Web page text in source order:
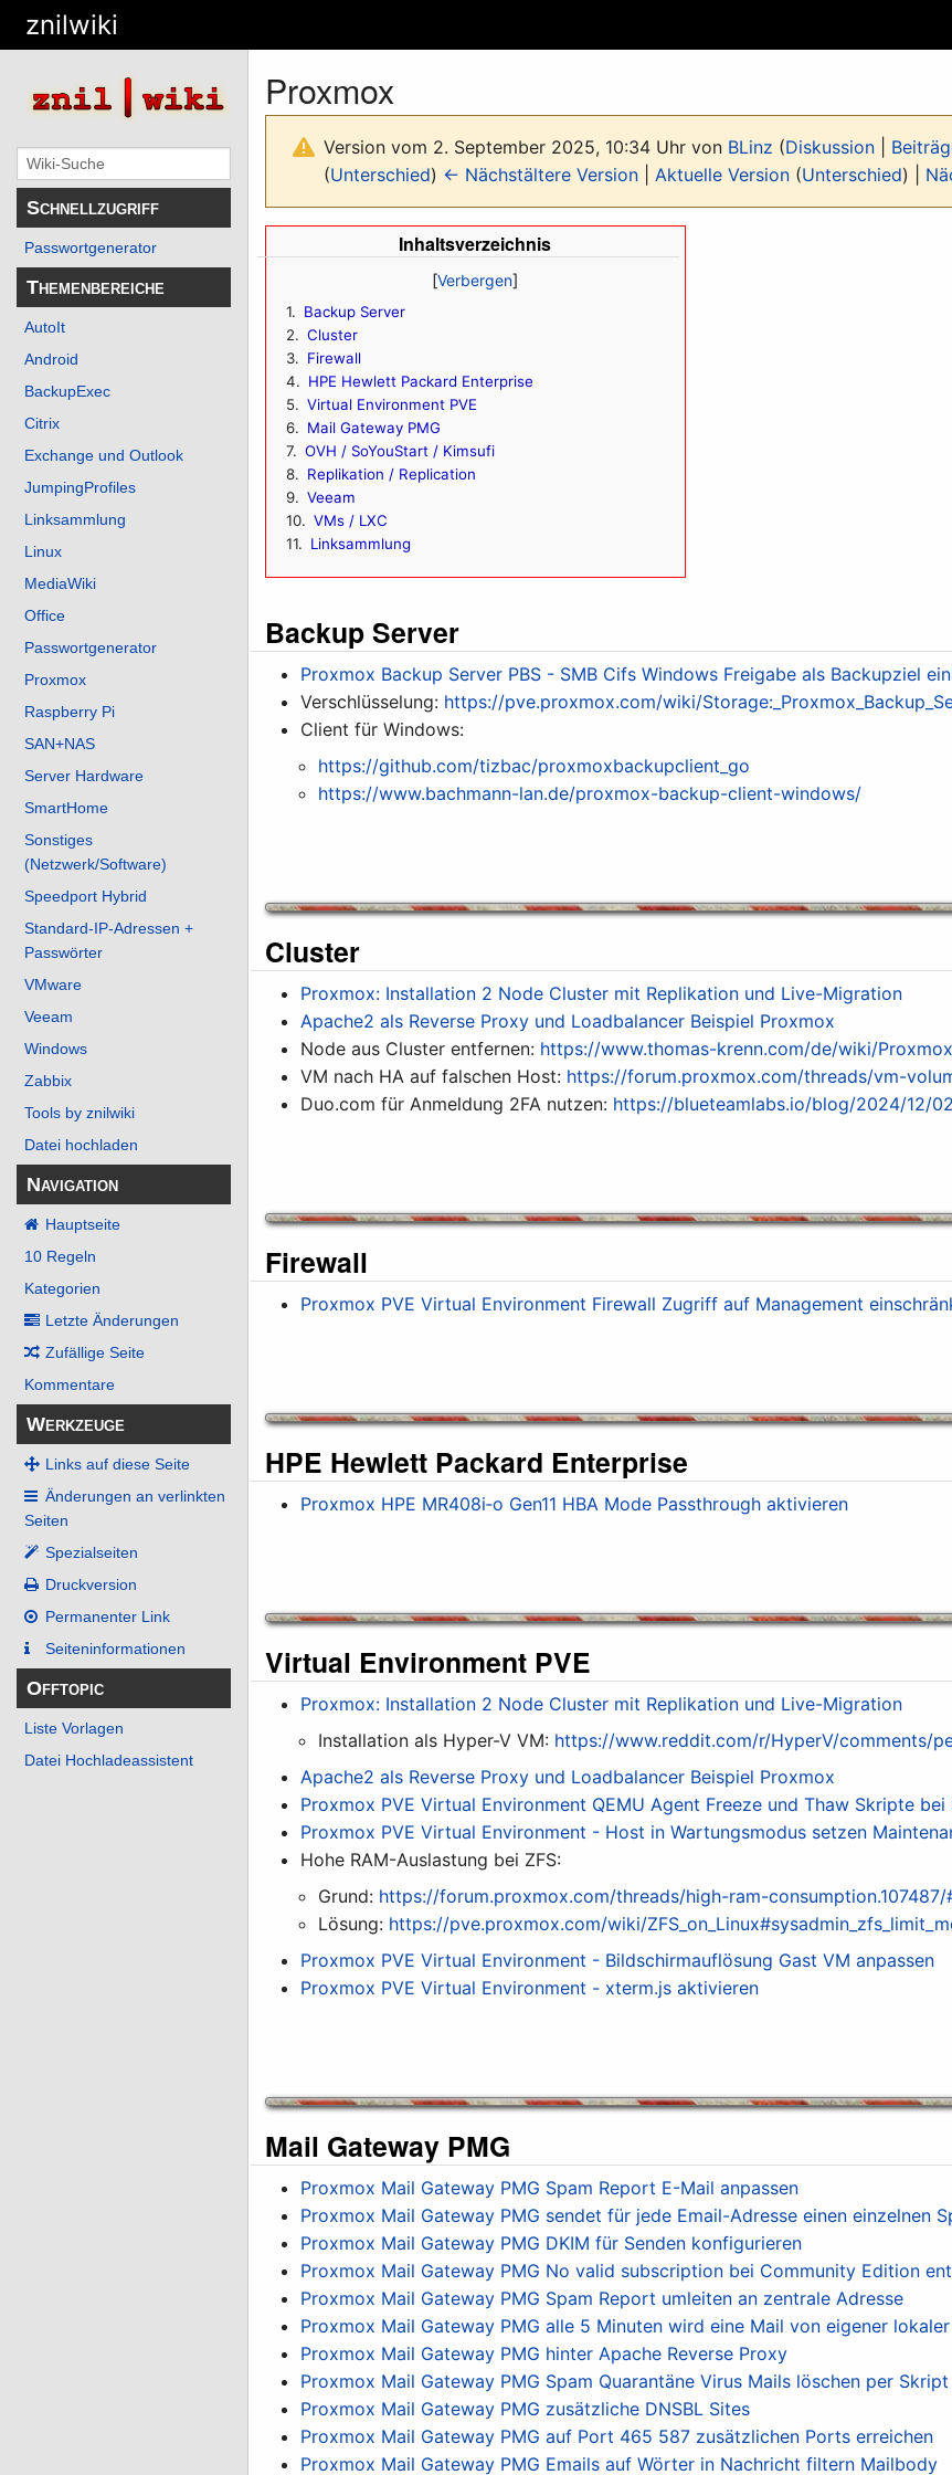
znilwiki
Schnellzugriff
Passwortgenerator
Themenbereiche
AutoIt
Android
BackupExec
Citrix
Exchange und Outlook
JumpingProfiles
Linksammlung
Linux
MediaWiki
Office
Passwortgenerator
Proxmox
Raspberry Pi
SAN+NAS
Server Hardware
SmartHome
Sonstiges
(Netzwerk/Software)
Speedport Hybrid
Standard-IP-Adressen +
Passwörter
VMware
Veeam
Windows
Zabbix
Tools by znilwiki
Datei hochladen
Navigation
Hauptseite
10 Regeln
Kategorien
Letzte Änderungen
Zufällige Seite
Kommentare
Werkzeuge
Links auf diese Seite
Änderungen an verlinkten
Seiten
Spezialseiten
Druckversion
Permanenter Link
Seiten­­informationen
Offtopic
Liste Vorlagen
Datei Hochladeassistent
Proxmox
Version vom 2. September 2025, 10:34 Uhr von BLinz (Diskussion
(Unterschied) ← Nächstältere Version Aktuelle Version (Unterschied) |
Inhaltsverzeichnis
1
Backup Server
2
Cluster
3
Firewall
4
HPE Hewlett Packard Enterprise
5
Virtual Environment PVE
6
Mail Gateway PMG
7
OVH / SoYouStart / Kimsufi
8
Replikation / Replication
9
Veeam
10
VMs / LXC
11
Linksammlung
Backup Server
Proxmox Backup Server PBS - SMB Cifs Windows Freigabe als Backupziel
Verschlüsselung: https://pve.proxmox.com/wiki/
Client für Windows:
https://github.com/tizbac/proxmoxbackupclient_go
https://www.bachmann-lan.de/proxmox-backup-client-windows/
Cluster
Proxmox: Installation 2 Node Cluster mit Replikation und Live-Migration
Apache2 als Reverse Proxy und Loadbalancer Beispiel Proxmox
Node aus Cluster entfernen: https://www.thomas-krenn.com/de/wiki/
VM nach HA auf falschen Host: https://forum.proxmox.com/threads/vm-
Duo.com für Anmeldung 2FA nutzen: https://blueteamlabs.io/blog/2024/12/
Firewall
Proxmox PVE Virtual Environment Firewall Zugriff auf Management
HPE Hewlett Packard Enterprise
Proxmox HPE MR408i‑o Gen11 HBA Mode Passthrough aktivieren
Virtual Environment PVE
Proxmox: Installation 2 Node Cluster mit Replikation und Live-Migration
Installation als Hyper-V VM: https://www.reddit.com/r/HyperV/comments/
Apache2 als Reverse Proxy und Loadbalancer Beispiel Proxmox
Proxmox PVE Virtual Environment QEMU Agent Freeze und Thaw Skripte
Proxmox PVE Virtual Environment - Host in Wartungsmodus setzen
Hohe RAM-Auslastung bei ZFS:
Grund: https://forum.proxmox.com/threads/high-ram-
Lösung: https://pve.proxmox.com/wiki/
Proxmox PVE Virtual Environment - Bildschirmauflösung Gast VM anpassen
Proxmox PVE Virtual Environment - xterm.js aktivieren
Mail Gateway PMG
Proxmox Mail Gateway PMG Spam Report E-Mail anpassen
Proxmox Mail Gateway PMG sendet für jede Email-Adresse einen einzelnen
Proxmox Mail Gateway PMG DKIM für Senden konfigurieren
Proxmox Mail Gateway PMG No valid subscription bei Community Edition
Proxmox Mail Gateway PMG Spam Report umleiten an zentrale Adresse
Proxmox Mail Gateway PMG alle 5 Minuten wird eine Mail von eigener
Proxmox Mail Gateway PMG hinter Apache Reverse Proxy
Proxmox Mail Gateway PMG Spam Quarantäne Virus Mails löschen per
Proxmox Mail Gateway PMG zusätzliche DNSBL Sites
Proxmox Mail Gateway PMG auf Port 465 587 zusätzlichen Ports erreichen
Proxmox Mail Gateway PMG Emails auf Wörter in Nachricht filtern Mailbody